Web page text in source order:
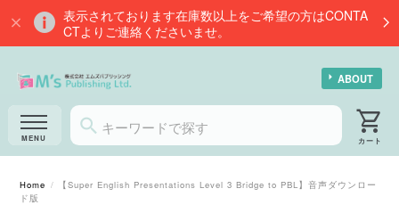
表示されております在庫数以上をご希望の方はCONTA
CTよりご連絡くださいませ。
ABOUT
Home
【Super English Presentations Level 3 Bridge to PBL】音声ダウンロー
ド版